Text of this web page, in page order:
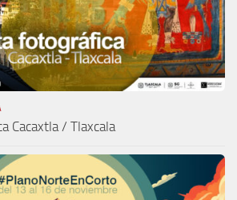
Cacaxtla / Tlaxcala